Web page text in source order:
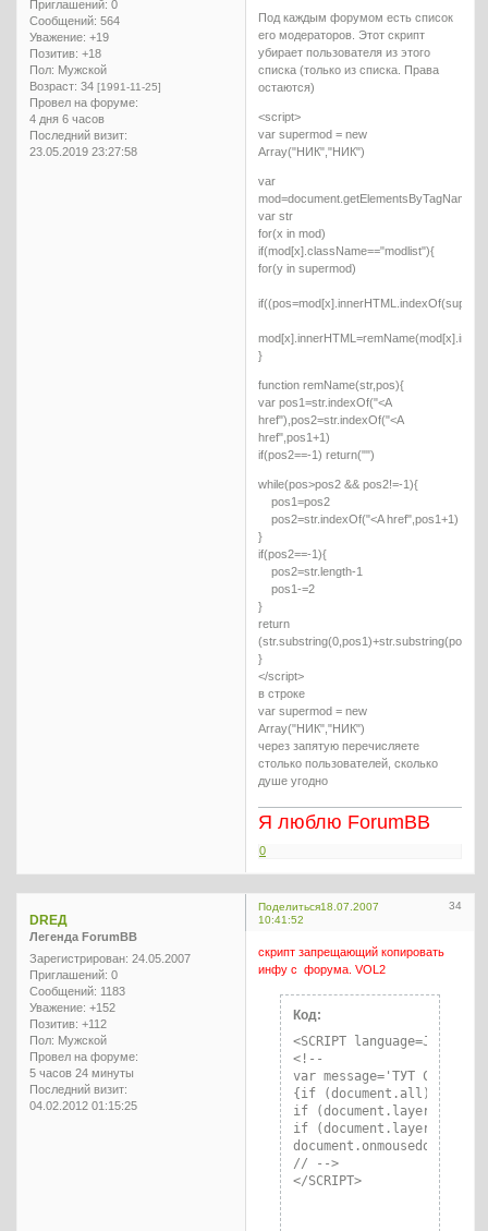
Приглашений: 0
Сообщений: 564
Уважение: +19
Позитив: +18
Пол: Мужской
Возраст: 34 [1991-11-25]
Провел на форуме:
4 дня 6 часов
Последний визит:
23.05.2019 23:27:58
Под каждым форумом есть список
его модераторов. Этот скрипт
убирает пользователя из этого
списка (только из списка. Права
остаются)
<script>
var supermod = new
Array("НИК","НИК")
var
var str
for(x in mod)
if(mod[x].className=="modlist"){
for(y in supermod)
}
function remName(str,pos){
var pos1=str.indexOf("<A
href"),pos2=str.indexOf("<A
href",pos1+1)
if(pos2==-1) return("")
while(pos>pos2 && pos2!=-1){
pos1=pos2
pos2=str.indexOf("<A href",pos1+1)
}
if(pos2==-1){
pos2=str.length-1
pos1-=2
}
return
}
</script>
в строке
var supermod = new
Array("НИК","НИК")
через запятую перечисляете
столько пользователей, сколько
душе угодно
Я люблю ForumBB
0
Поделиться 34
18.07.2007
10:41:52
DREД
Легенда ForumBB
Зарегистрирован: 24.05.2007
Приглашений: 0
Сообщений: 1183
Уважение: +152
Позитив: +112
Пол: Мужской
Провел на форуме:
5 часов 24 минуты
Последний визит:
04.02.2012 01:15:25
скрипт запрещающий копировать
инфу с форума. VOL2
Код:
<SCRIPT
<!--
var message='ТУТ СВОЙ
{if (document.all) {if
if (document.layers) {if
if (document.layers)
// -->
</SCRIPT>